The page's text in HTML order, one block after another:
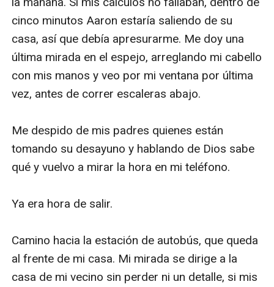
cinco minutos Aaron estaría saliendo de su
casa, así que debía apresurarme. Me doy una
última mirada en el espejo, arreglando mi cabello
con mis manos y veo por mi ventana por última
vez, antes de correr escaleras abajo.
Me despido de mis padres quienes están
tomando su desayuno y hablando de Dios sabe
qué y vuelvo a mirar la hora en mi teléfono.
Ya era hora de salir.
Camino hacia la estación de autobús, que queda
al frente de mi casa. Mi mirada se dirige a la
casa de mi vecino sin perder ni un detalle, si mis